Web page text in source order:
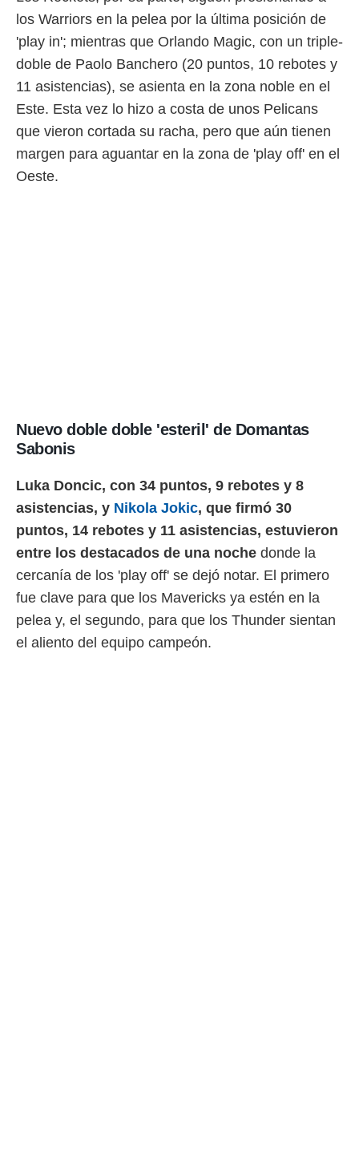
e
mediante
de
los Warriors en la pelea por la última posición de
'play in'; mientras que Orlando Magic, con un triple-
doble de Paolo Banchero (20 puntos, 10 rebotes y
11 asistencias), se asienta en la zona noble en el
Este. Esta vez lo hizo a costa de unos Pelicans
que vieron cortada su racha, pero que aún tienen
margen para aguantar en la zona de 'play off' en el
Oeste.
Nuevo doble doble 'esteril' de Domantas
Sabonis
Luka Doncic, con 34 puntos, 9 rebotes y 8
asistencias, y Nikola Jokic, que firmó 30
puntos, 14 rebotes y 11 asistencias, estuvieron
entre los destacados de una noche donde la
cercanía de los 'play off' se dejó notar. El primero
fue clave para que los Mavericks ya estén en la
pelea y, el segundo, para que los Thunder sientan
el aliento del equipo campeón.